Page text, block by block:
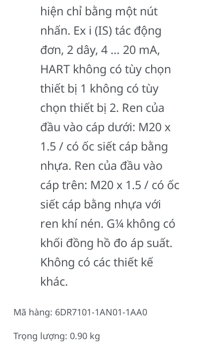
hiện chỉ bằng một nút
nhấn. Ex i (IS) tác động
đơn, 2 dây, 4 … 20 mA,
HART không có tùy chọn
thiết bị 1 không có tùy
chọn thiết bị 2. Ren của
đầu vào cáp dưới: M20 x
1.5 / có ốc siết cáp bằng
nhựa. Ren của đầu vào
cáp trên: M20 x 1.5 / có ốc
siết cáp bằng nhựa với
ren khí nén. G¼ không có
khối đồng hồ đo áp suất.
Không có các thiết kế
khác.
Mã hàng: 6DR7101-1AN01-1AA0
Trọng lượng: 0.90 kg